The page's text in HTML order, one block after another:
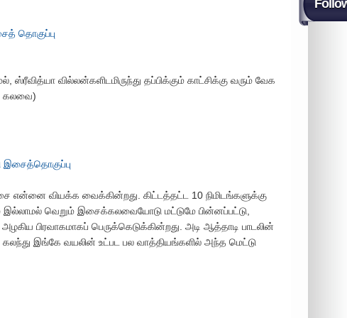
தொகுப்பு
வில்லன்களிடமிருந்து தப்பிக்கும் காட்சிக்கு வரும் வேக
கலவை)
என்னை வியக்க வைக்கின்றது. கிட்டத்தட்ட 10 நிமிடங்களுக்கு
வெறும் இசைக்கலவையோடு மட்டுமே பின்னப்பட்டு,
பிரவாகமாகப் பெருக்கெடுக்கின்றது. அடி ஆத்தாடி பாடலின்
இங்கே வயலின் உட்பட பல வாத்தியங்களில் அந்த மெட்டு